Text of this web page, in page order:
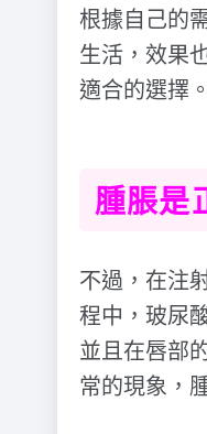
根據自己的
生活，效果
適合的選擇。
腫脹是
不過，在注
程中，玻尿
並且在唇部
常的現象，